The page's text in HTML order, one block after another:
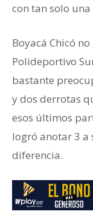
con tan solo
Boyacá Chicó
Polideportivo
bastante
y dos derrotas
esos últimos
logró anotar 3 a
diferencia.